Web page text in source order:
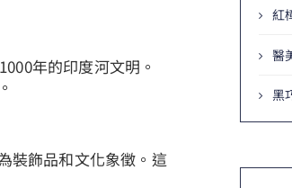
年的印度河文明。
裝飾品和文化象徵。這
紅
醫
黑